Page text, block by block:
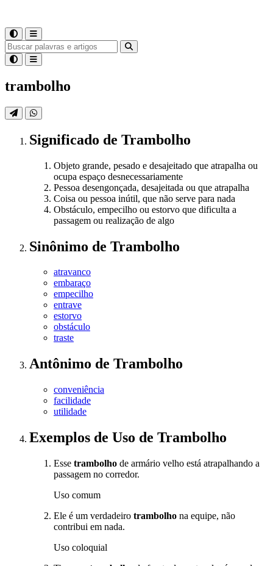
trambolho
Significado de Trambolho
Objeto grande, pesado e desajeitado que atrapalha ou
ocupa espaço desnecessariamente
Pessoa desengonçada, desajeitada ou que atrapalha
Coisa ou pessoa inútil, que não serve para nada
Obstáculo, empecilho ou estorvo que dificulta a
passagem ou realização de algo
Sinônimo de Trambolho
atravanco
embaraço
empecilho
entrave
estorvo
obstáculo
traste
Antônimo de Trambolho
conveniência
facilidade
utilidade
Exemplos de Uso de Trambolho
Esse trambolho de armário velho está atrapalhando a
passagem no corredor.
Uso comum
Ele é um verdadeiro trambolho na equipe, não
contribui em nada.
Uso coloquial